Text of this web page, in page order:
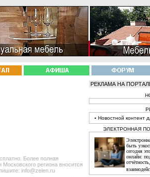
Более полная
региона вносится
info@zelen.ru
РЕКЛАМА НА
▪ Новостной контент
ЭЛЕКТРОННАЯ
быть
сегодня
онлайн: